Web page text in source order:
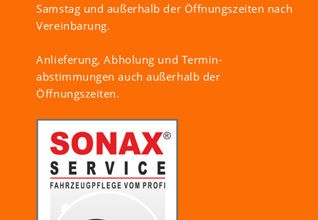
Samstag und außerhalb der Öffnungszeiten nach
Vereinbarung.
Anlieferung, Abholung und Termin-
abstimmungen auch außerhalb der
Öffnungszeiten.